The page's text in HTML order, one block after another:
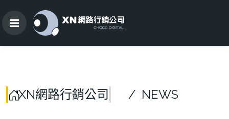
XN網路行銷公司 NEWS